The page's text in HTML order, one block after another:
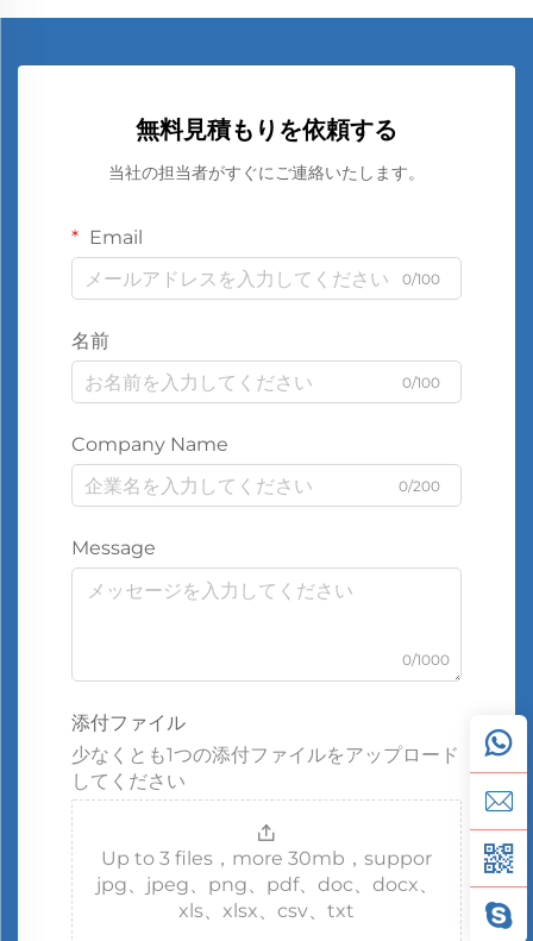
無料見積もりを依頼する
当社の担当者がすぐにご連絡いたします。
Email
0/100
名前
0/100
Company Name
0/200
Message
0/1000
添付ファイル
少なくとも1つの添付ファイルをアップロード
してください
Up to 3 files，more 30mb，suppor
jpg、jpeg、png、pdf、doc、docx、
xls、xlsx、csv、txt